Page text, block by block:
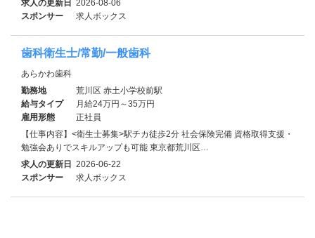
求人の更新日 2026-08-06
スポンサー
求人ボックス
歯科衛生士/常勤/一般歯科
あらかわ歯科
勤務地
荒川区 赤土小学校前駅
給与タイプ
月給24万円～35万円
雇用形態
正社員
【仕事内容】<衛生士募集>駅チカ徒歩2分 社会保険完備 資格取得支援・
勉強会ありでスキルアップも可能 東京都荒川区…
求人の更新日 2026-06-22
スポンサー
求人ボックス